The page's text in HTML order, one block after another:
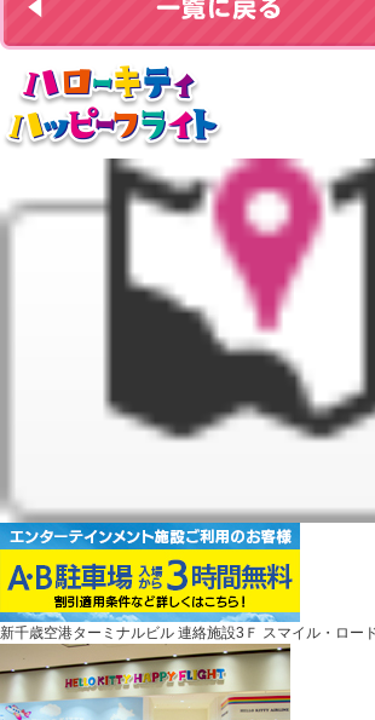
新千歳空港ターミナルビル 連絡施設3Ｆ スマイル・ロ